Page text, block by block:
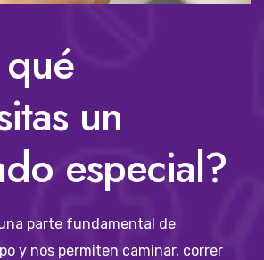
un
especial?
parte fundamental de
y nos permiten caminar, correr